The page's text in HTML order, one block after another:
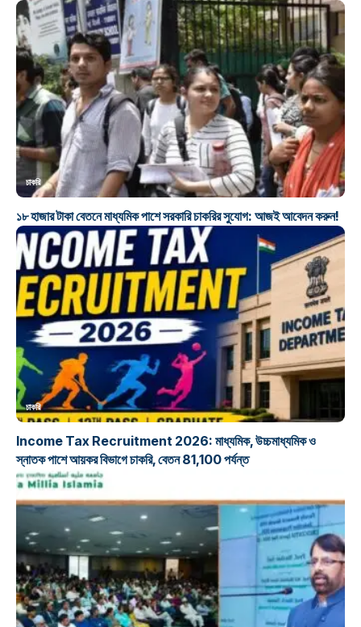
চাকরি
১৮ হাজার টাকা বেতনে মাধ্যমিক পাশে সরকারি চাকরির সুযোগ: আজই আবেদন করুন!
চাকরি
Income Tax Recruitment 2026: মাধ্যমিক, উচ্চমাধ্যমিক ও
স্নাতক পাশে আয়কর বিভাগে চাকরি, বেতন 81,100 পর্যন্ত